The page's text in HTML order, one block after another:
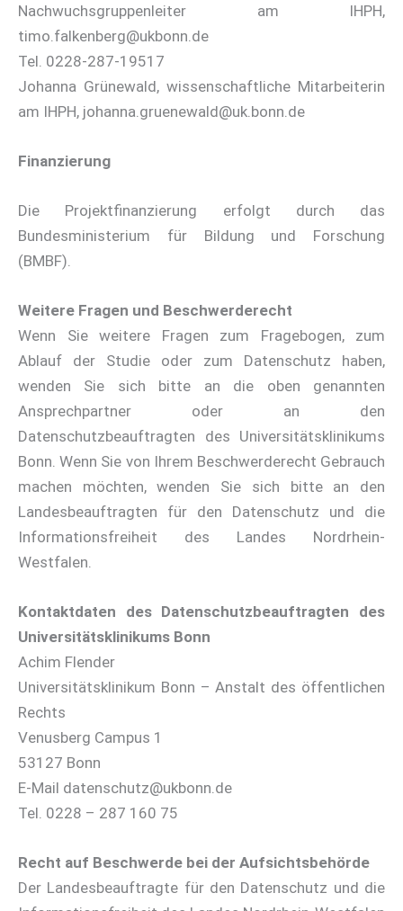
Nachwuchsgruppenleiter am IHPH,
timo.falkenberg@ukbonn.de
Tel. 0228-287-19517
Johanna Grünewald, wissenschaftliche Mitarbeiterin
am IHPH, johanna.gruenewald@uk.bonn.de
Finanzierung
Die Projektfinanzierung erfolgt durch das
Bundesministerium für Bildung und Forschung
(BMBF).
Weitere Fragen und Beschwerderecht
Wenn Sie weitere Fragen zum Fragebogen, zum
Ablauf der Studie oder zum Datenschutz haben,
wenden Sie sich bitte an die oben genannten
Ansprechpartner oder an den
Datenschutzbeauftragten des Universitätsklinikums
Bonn. Wenn Sie von Ihrem Beschwerderecht Gebrauch
machen möchten, wenden Sie sich bitte an den
Landesbeauftragten für den Datenschutz und die
Informationsfreiheit des Landes Nordrhein-
Westfalen.
Kontaktdaten des Datenschutzbeauftragten des
Universitätsklinikums Bonn
Achim Flender
Universitätsklinikum Bonn – Anstalt des öffentlichen
Rechts
Venusberg Campus 1
53127 Bonn
E-Mail datenschutz@ukbonn.de
Tel. 0228 – 287 160 75
Recht auf Beschwerde bei der Aufsichtsbehörde
Der Landesbeauftragte für den Datenschutz und die